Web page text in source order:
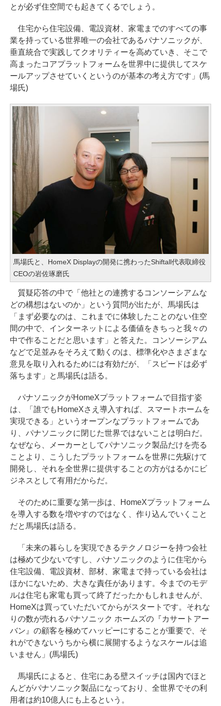
とが必ず住空間でも起きてくるでしょう。
住宅から住宅設備、電設資材、家電までのすべての事
業を持っている世界唯一の会社であるパナソニックが、
垂直統合で実践してクオリティーを高めていき、そこで
高まったコアプラットフォームを世界中に提供してスケ
ールアップさせていくというのが基本の考え方です」(馬
場氏)
馬場氏と、HomeX Displayの開発に携わったShiftall代表取締役
CEOの岩佐琢磨氏
質疑応答の中で「他社との連携するコンソーシアムな
どの構想はないのか」という質問が出たが、馬場氏は
「まず必要なのは、これまでに体験したことのない住空
間の中で、インターネットによる価値をきちっと我々の
中で作ることだと思います」と答えた。コンソーシアム
などで足並みをそろえて動くのは、標準化やさまざまな
意見を取り入れるためには有効だが、「スピードは必ず
落ちます」と馬場氏は語る。
パナソニックがHomeXプラットフォームで目指す姿
は、「誰でもHomeXさえ導入すれば、スマートホームを
実現できる」というオープンなプラットフォームであ
り、パナソニックに閉じた世界ではないことは明白だ。
なぜなら、メーカーとしてパナソニック製品だけを売る
ことより、こうしたプラットフォームを世界に先駆けて
開発し、それを全世界に提供することの方がはるかにビ
ジネスとして有用だからだ。
そのために重要な第一歩は、HomeXプラットフォーム
を導入する数を増やすのではなく、作り込んでいくこと
だと馬場氏は語る。
「未来の暮らしを実現できるテクノロジーを持つ会社
は極めて少ないですし、パナソニックのように住宅から
住宅設備、電設資材、部材、家電まで持っている会社は
ほかにないため、大きな責任があります。今までのモデ
ルは住宅も家電も買って終了だったかもしれませんが、
HomeXは買っていただいてからがスタートです。それな
りの数が売れるパナソニック ホームズの『カサートアー
バン』の顧客を極めてハッピーにすることが重要で、そ
れができないうちから横に展開するようなスケールは追
いません」(馬場氏)
馬場氏によると、住宅にある壁スイッチは国内でほと
んどがパナソニック製品になっており、全世界でその利
用者は約10億人にも上るという。